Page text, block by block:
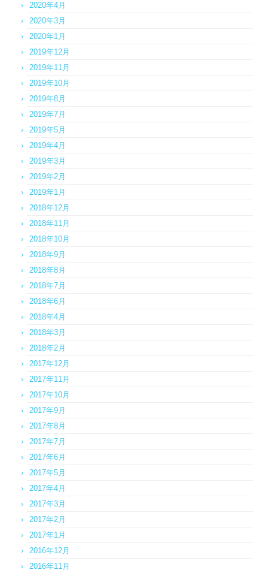
2020年4月
2020年3月
2020年1月
2019年12月
2019年11月
2019年10月
2019年8月
2019年7月
2019年5月
2019年4月
2019年3月
2019年2月
2019年1月
2018年12月
2018年11月
2018年10月
2018年9月
2018年8月
2018年7月
2018年6月
2018年4月
2018年3月
2018年2月
2017年12月
2017年11月
2017年10月
2017年9月
2017年8月
2017年7月
2017年6月
2017年5月
2017年4月
2017年3月
2017年2月
2017年1月
2016年12月
2016年11月